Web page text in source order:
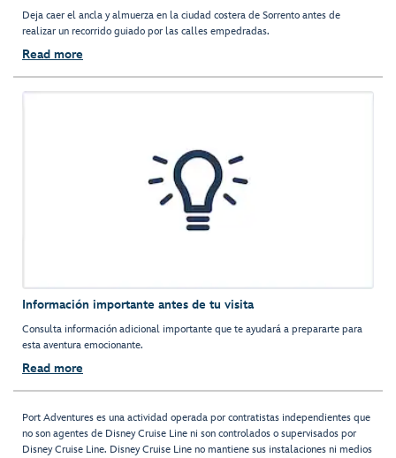
Deja caer el ancla y almuerza en la ciudad costera de Sorrento antes de
realizar un recorrido guiado por las calles empedradas.
Read more
Información importante antes de tu visita
Consulta información adicional importante que te ayudará a prepararte para
esta aventura emocionante.
Read more
Port Adventures es una actividad operada por contratistas independientes que
no son agentes de Disney Cruise Line ni son controlados o supervisados por
Disney Cruise Line. Disney Cruise Line no mantiene sus instalaciones ni medios